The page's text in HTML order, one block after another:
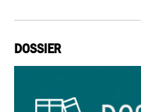
DOSSIER